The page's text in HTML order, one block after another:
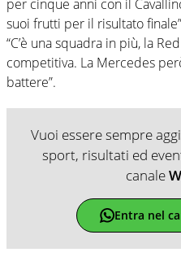
per cinque anni con il
suoi frutti per il risultato
“C’è una squadra in più, la
competitiva. La Mercedes
battere”.
Vuoi essere sempre
sport, risultati ed
canale
Entra nel